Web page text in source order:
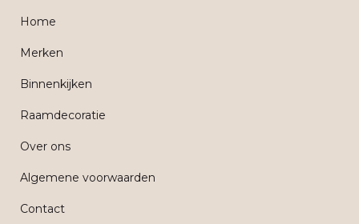
Home
Merken
Binnenkijken
Raamdecoratie
Over ons
Algemene voorwaarden
Contact